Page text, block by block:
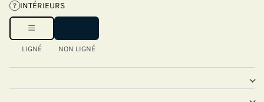
? INTÉRIEURS
LIGNÉ NON LIGNÉ